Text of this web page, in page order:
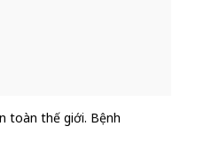
toàn thế giới. Bệnh